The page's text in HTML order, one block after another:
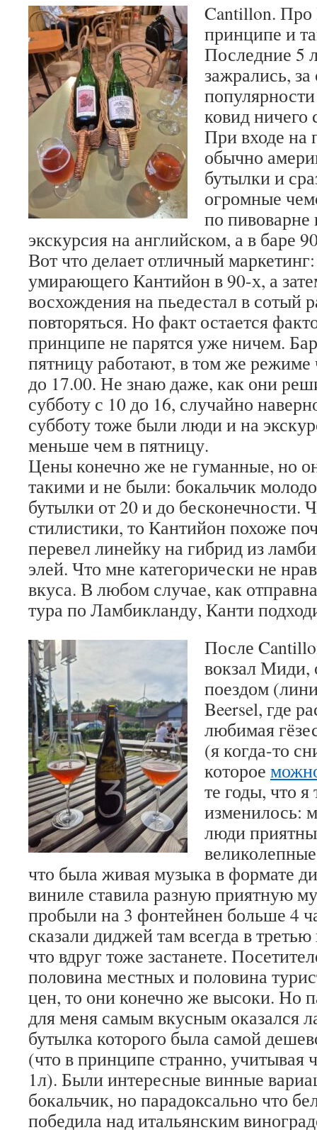
Cantillon. Про
принципе и
Последние 5
зажрались,
ковид ничего
При входе на
обычно
бутылки и
огромные
по пивоварне
экскурсия на английском, а в баре
Вот что делает отличный
умирающего Кантийон в 90-х, а
восхождения на пьедестал в сотый
повторяться. Но факт остается
принципе не парятся уже ничем.
пятницу работают, в том же режиме
до 17.00. Не знаю даже, как они
субботу с 10 до 16, случайно
субботу тоже были люди и на
меньше чем в пятницу.
Цены конечно же не гуманные, но
такими и не были: бокальчик
бутылки от 20 и до бесконечности.
стилистики, то Кантийон похоже
перевел линейку на гибрид из
элей. Что мне категорически не
вкуса. В любом случае, как
тура по Ламбикланду, Канти
После
вокзал Миди,
поездом
Beersel, где
любимая
(я когда-то
которое
те годы, что
изменилось:
люди
что была живая музыка в формате
виниле ставила разную приятную
пробыли на 3 фонтейнен больше 4
сказали диджей там всегда в
что вдруг тоже застанете.
половина местных и половина
цен, то они конечно же высоки. Но
для меня самым вкусным оказался
бутылка которого была самой
(что в принципе странно, учитывая
1л). Были интересные винные
бокальчик, но парадоксально что
победила над итальянским